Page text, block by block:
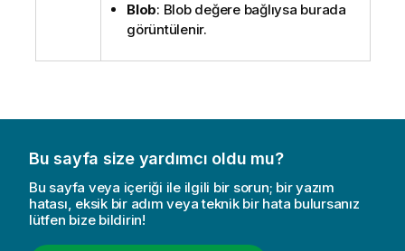
Blob: Blob değere bağlıysa burada
görüntülenir.
Bu sayfa size yardımcı oldu mu?
Bu sayfa veya içeriği ile ilgili bir sorun; bir yazım
hatası, eksik bir adım veya teknik bir hata bulursanız
lütfen bize bildirin!